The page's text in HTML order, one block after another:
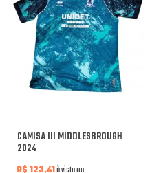
CAMISA III MIDDLESBROUGH
2024
R$ 123,41à vista ou